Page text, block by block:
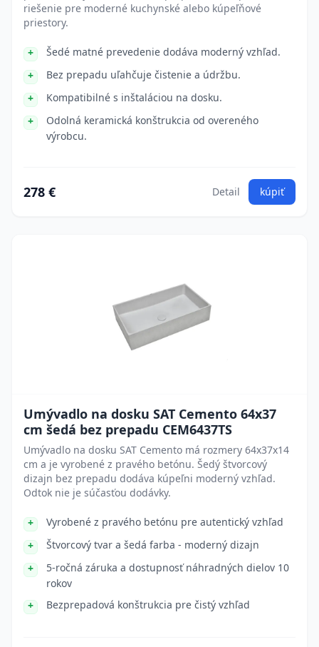
riešenie pre moderné kuchynské alebo kúpeľňové
priestory.
Šedé matné prevedenie dodáva moderný vzhľad.
Bez prepadu uľahčuje čistenie a údržbu.
Kompatibilné s inštaláciou na dosku.
Odolná keramická konštrukcia od overeného
výrobcu.
278 € Detail kúpiť
Umývadlo na dosku SAT Cemento 64x37
cm šedá bez prepadu CEM6437TS
Umývadlo na dosku SAT Cemento má rozmery 64x37x14
cm a je vyrobené z pravého betónu. Šedý štvorcový
dizajn bez prepadu dodáva kúpeľni moderný vzhľad.
Odtok nie je súčasťou dodávky.
Vyrobené z pravého betónu pre autentický vzhľad
Štvorcový tvar a šedá farba - moderný dizajn
5-ročná záruka a dostupnosť náhradných dielov 10
rokov
Bezprepadová konštrukcia pre čistý vzhľad